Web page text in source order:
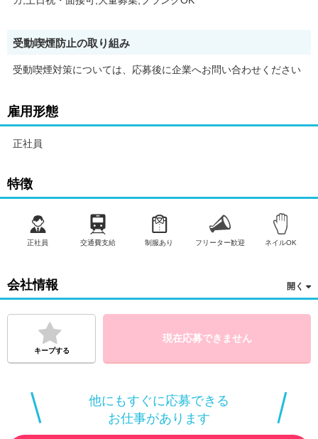
などの管理業務を担当しもらいます。具体的なキャリアアップと
円台、店長クラスだと700万円台と着実に給与面でも上がってい
す。具体的にはホール・カウンター業務、清掃、トラブル対応、
広告・販促物の作成、景品の在庫管理、発注業務、金銭管理お店
の施錠・開錠作業、遊技機の管理、アルバイトの教育・シフト管
勤務地：
千葉県松戸市松戸新田58-1
〇● 最寄り駅 ●〇
松戸駅から車5分
JR常磐線(上野～取手)松戸駅
成田スカイアクセス東松戸駅
新京成線八柱駅
給与／勤務時間：
（1）8:00～24:30
※ローテーション制で、実働8時間
週5日・1日8時間以上
勤務期間：
受動喫煙防止の取り組み
受動喫煙対策については、応募後に企業へお問い合わせください
雇用形態
正社員
特徴
正社員 交通費支給 制服あり フリーター歓迎 ネイルOK
会社情報
キープする
現在応募できません
他にもすぐに応募できる
お仕事があります